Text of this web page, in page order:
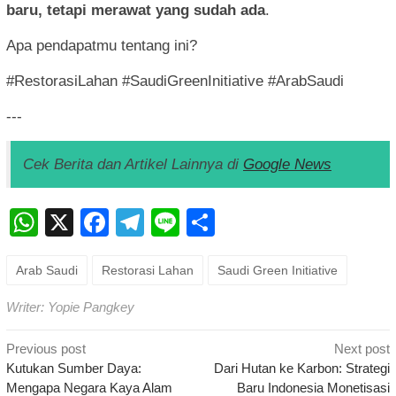
baru, tetapi merawat yang sudah ada.
Apa pendapatmu tentang ini?
#RestorasiLahan #SaudiGreenInitiative #ArabSaudi
---
Cek Berita dan Artikel Lainnya di Google News
WhatsApp
X Facebook
Telegram
Line
Arab Saudi Restorasi Lahan Saudi Green Initiative
Writer: Yopie Pangkey
Post
navigation
Previous post
Kutukan Sumber Daya:
Mengapa Negara Kaya Alam
Next post
Dari Hutan ke Karbon: Strategi
Baru Indonesia Monetisasi